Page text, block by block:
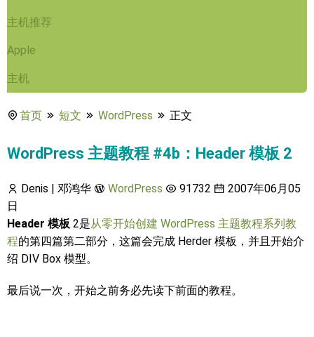
主机推荐
Apple
主机
首页 短文 WordPress 正文
WordPress 主题教程 #4b：Header 模板 2
Denis | 邓鸿华 WordPress 91732
2007年06月05
日
Header 模板 2是从零开始创建 WordPress 主题教程系列教
程的第四篇第二部分，这篇会完成 Herder 模板，并且开始介
绍 DIV Box 模型。
最后说一次，开始之前务必先读下前面的教程。